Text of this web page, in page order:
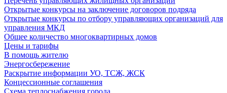
Открытые конкурсы на заключение договоров подряда
Открытые конкурсы по отбору управляющих организаций для
управления МКД
Общее количество многоквартирных домов
Цены и тарифы
В помощь жителю
Энергосбережение
Раскрытие информации УО, ТСЖ, ЖСК
Концессионные соглашения
Схема теплоснабжения города